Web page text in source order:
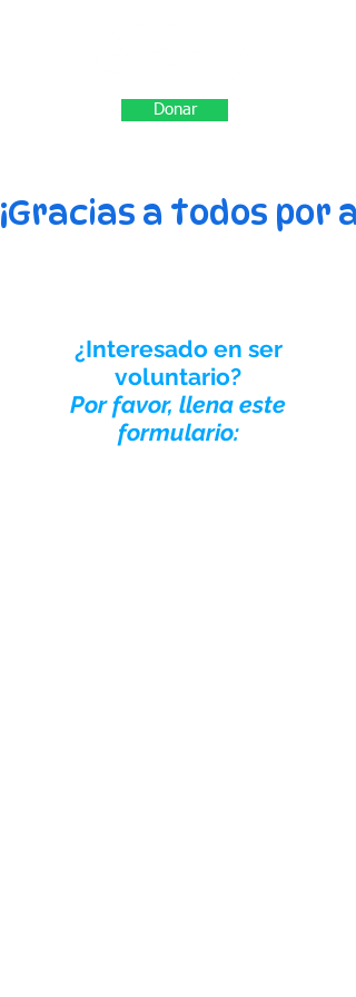
Donar
¡Gracias a todos por
¿Interesado en ser
voluntario?
Por favor, llena este
formulario: